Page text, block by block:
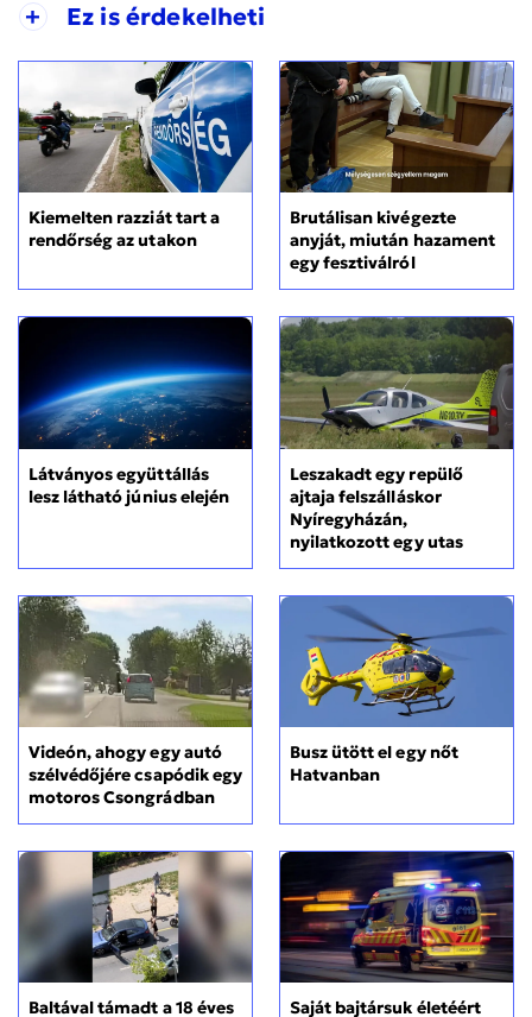
+ Ez is érdekelheti
Kiemelten razziát tart a
rendőrség az utakon
Brutálisan kivégezte
anyját, miután hazament
egy fesztiválról
Látványos együttállás
lesz látható június elején
Leszakadt egy repülő
ajtaja felszálláskor
Nyíregyházán,
nyilatkozott egy utas
Videón, ahogy egy autó
szélvédőjére csapódik egy
motoros Csongrádban
Busz ütött el egy nőt
Hatvanban
Baltával támadt a 18 éves Saját bajtársuk életéért